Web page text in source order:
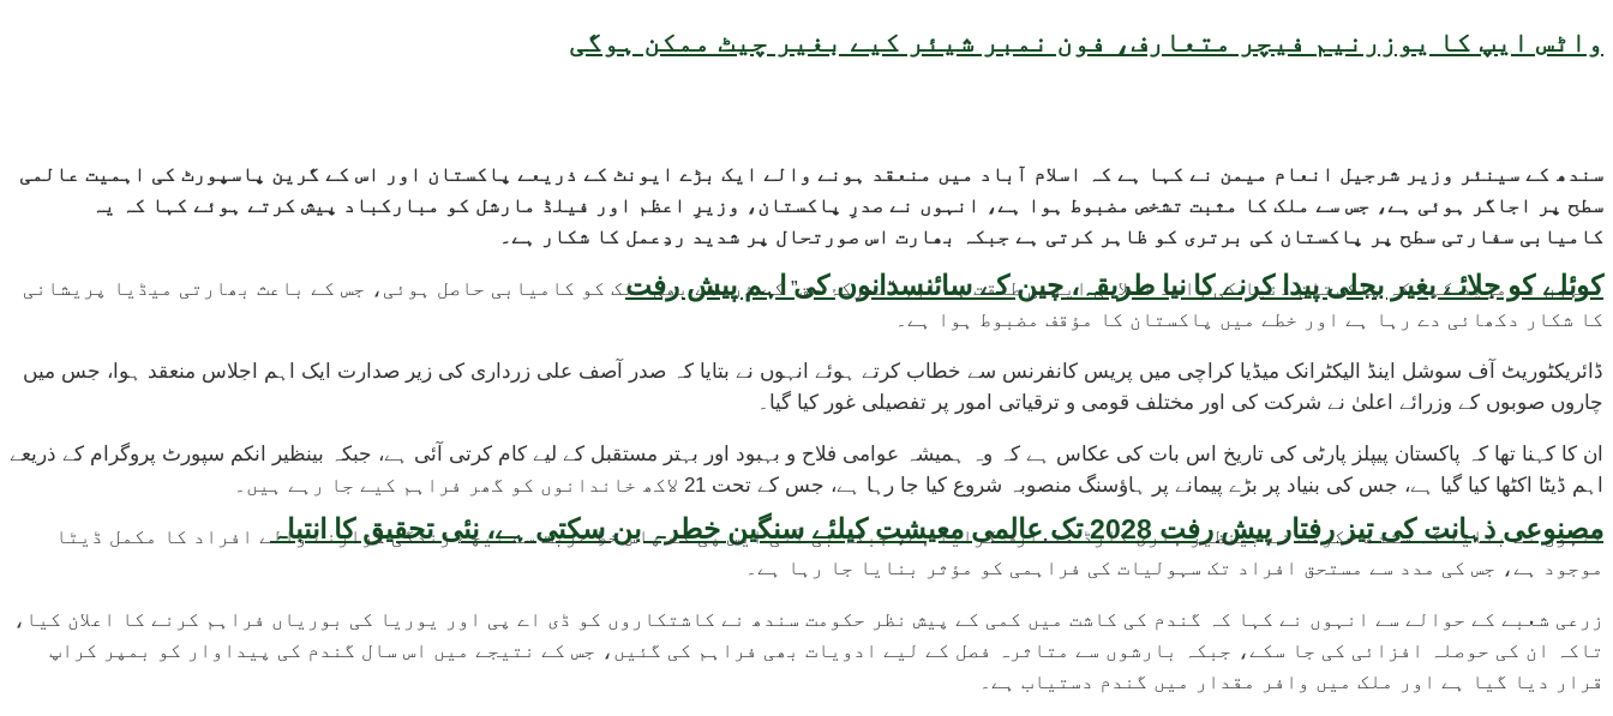
واٹس ایپ کا یوزرنیم فیچر متعارف، فون نمبر شیئر کیے بغیر چیٹ ممکن ہوگی
کوئلے کو جلائے بغیر بجلی پیدا کرنے کا نیا طریقہ، چین کے سائنسدانوں کی اہم پیش رفت
مصنوعی ذہانت کی تیز رفتار پیش رفت 2028 تک عالمی معیشت کیلئے سنگین خطرہ بن سکتی ہے، نئی تحقیق کا انتباہ
سندھ کے سینئر وزیر شرجیل انعام میمن نے کہا ہے کہ اسلام آباد میں منعقد ہونے والے ایک بڑے ایونٹ کے ذریعے پاکستان اور اس کے گرین پاسپورٹ کی اہمیت عالمی
سطح پر اجاگر ہوئی ہے، جس سے ملک کا مثبت تشخص مضبوط ہوا ہے، انہوں نے صدرِ پاکستان، وزیرِ اعظم اور فیلڈ مارشل کو مبارکباد پیش کرتے ہوئے کہا کہ یہ
کامیابی سفارتی سطح پر پاکستان کی برتری کو ظاہر کرتی ہے جبکہ بھارت اس صورتحال پر شدید ردِعمل کا شکار ہے۔
انہوں نے مزید کہا کہ پاکستان دنیا کی واحد اسلامی ایٹمی طاقت ہے اور “معرکۂ حق” کے ذریعے بھی ملک کو کامیابی حاصل ہوئی، جس کے باعث بھارتی میڈیا پریشانی
کا شکار دکھائی دے رہا ہے اور خطے میں پاکستان کا مؤقف مضبوط ہوا ہے۔
ڈائریکٹوریٹ آف سوشل اینڈ الیکٹرانک میڈیا کراچی میں پریس کانفرنس سے خطاب کرتے ہوئے انہوں نے بتایا کہ صدر آصف علی زرداری کی زیر صدارت ایک اہم اجلاس منعقد ہوا، جس میں
چاروں صوبوں کے وزرائے اعلیٰ نے شرکت کی اور مختلف قومی و ترقیاتی امور پر تفصیلی غور کیا گیا۔
ان کا کہنا تھا کہ پاکستان پیپلز پارٹی کی تاریخ اس بات کی عکاس ہے کہ وہ ہمیشہ عوامی فلاح و بہبود اور بہتر مستقبل کے لیے کام کرتی آئی ہے، جبکہ بینظیر انکم سپورٹ پروگرام کے ذریعے
اہم ڈیٹا اکٹھا کیا گیا ہے، جس کی بنیاد پر بڑے پیمانے پر ہاؤسنگ منصوبہ شروع کیا جا رہا ہے، جس کے تحت 21 لاکھ خاندانوں کو گھر فراہم کیے جا رہے ہیں۔
انہوں نے بتایا کہ سندھ حکومت نے بینظیر ہاری کارڈ متعارف کرایا ہے، جبکہ بی آئی ایس پی کے پاس خطِ غربت سے نیچے زندگی گزارنے والے افراد کا مکمل ڈیٹا
موجود ہے، جس کی مدد سے مستحق افراد تک سہولیات کی فراہمی کو مؤثر بنایا جا رہا ہے۔
زرعی شعبے کے حوالے سے انہوں نے کہا کہ گندم کی کاشت میں کمی کے پیش نظر حکومت سندھ نے کاشتکاروں کو ڈی اے پی اور یوریا کی بوریاں فراہم کرنے کا اعلان کیا،
تاکہ ان کی حوصلہ افزائی کی جا سکے، جبکہ بارشوں سے متاثرہ فصل کے لیے ادویات بھی فراہم کی گئیں، جس کے نتیجے میں اس سال گندم کی پیداوار کو بمپر کراپ
قرار دیا گیا ہے اور ملک میں وافر مقدار میں گندم دستیاب ہے۔